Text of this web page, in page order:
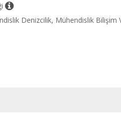
Denizcilik, Mühendislik Bilişim